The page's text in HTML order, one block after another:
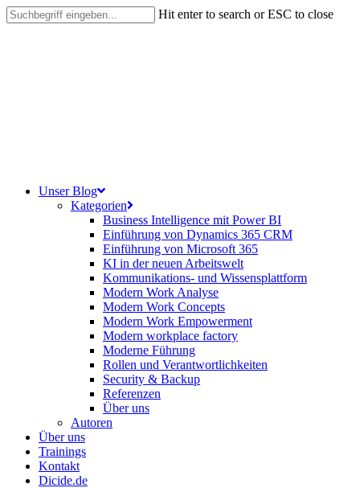
Skip
to
Hit enter to search or ESC to close
search
Menu
Unser Blog
Kategorien
Business Intelligence mit Power BI
Einführung von Dynamics 365 CRM
Einführung von Microsoft 365
KI in der neuen Arbeitswelt
Kommunikations- und Wissensplattform
Modern Work Analyse
Modern Work Concepts
Modern Work Empowerment
Modern workplace factory
Moderne Führung
Rollen und Verantwortlichkeiten
Security & Backup
Referenzen
Über uns
Autoren
Über uns
Trainings
Kontakt
Dicide.de